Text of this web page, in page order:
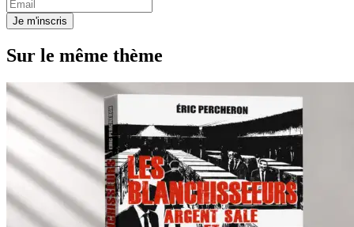
Je m'inscris
Sur le même thème